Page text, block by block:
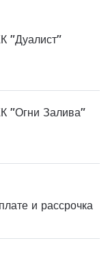
"Дуалист"
"Огни Залива"
и рассрочка